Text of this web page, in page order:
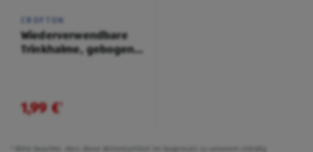
CROFTON
Wiederverwendbare
Trinkhalme, gebogen,
1,99 €¹
¹ Bitte beachte, dass diese Aktionsartikel im Gegensatz zu unserem ständig